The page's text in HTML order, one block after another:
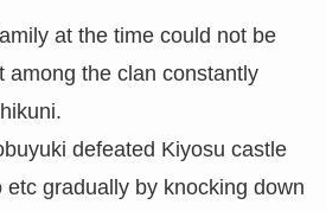
at the time could not be
among the clan constantly
defeated Kiyosu castle
etc gradually by knocking down